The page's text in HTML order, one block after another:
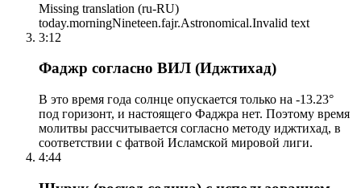
Missing translation (ru-RU)
today.morningNineteen.fajr.Astronomical.Invalid text
3:12
Фаджр согласно ВИЛ (Иджтихад)
В это время года солнце опускается только на -13.23°
под горизонт, и настоящего Фаджра нет. Поэтому время
молитвы рассчитывается согласно методу иджтихад, в
соответствии с фатвой Исламской мировой лиги.
4:44